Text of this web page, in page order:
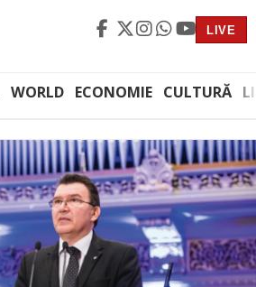
LIVE
WORLD ECONOMIE CULTURĂ